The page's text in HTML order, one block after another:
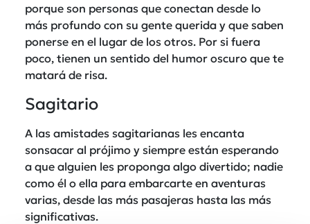
porque son personas que conectan desde lo
más profundo con su gente querida y que saben
ponerse en el lugar de los otros. Por si fuera
poco, tienen un sentido del humor oscuro que te
matará de risa.
Sagitario
A las amistades sagitarianas les encanta
sonsacar al prójimo y siempre están esperando
a que alguien les proponga algo divertido; nadie
como él o ella para embarcarte en aventuras
varias, desde las más pasajeras hasta las más
significativas.